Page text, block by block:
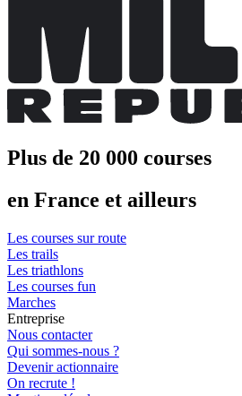
Plus de 20 000 courses
en France et ailleurs
Les courses sur route
Les trails
Les triathlons
Les courses fun
Marches
Entreprise
Nous contacter
Qui sommes-nous ?
Devenir actionnaire
On recrute !